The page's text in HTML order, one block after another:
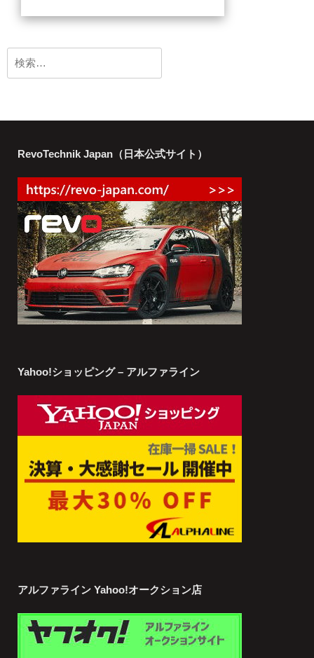
索:
RevoTechnik Japan（日本公式サイト）
Yahoo!ショッピング – アルファライン
アルファライン Yahoo!オークション店